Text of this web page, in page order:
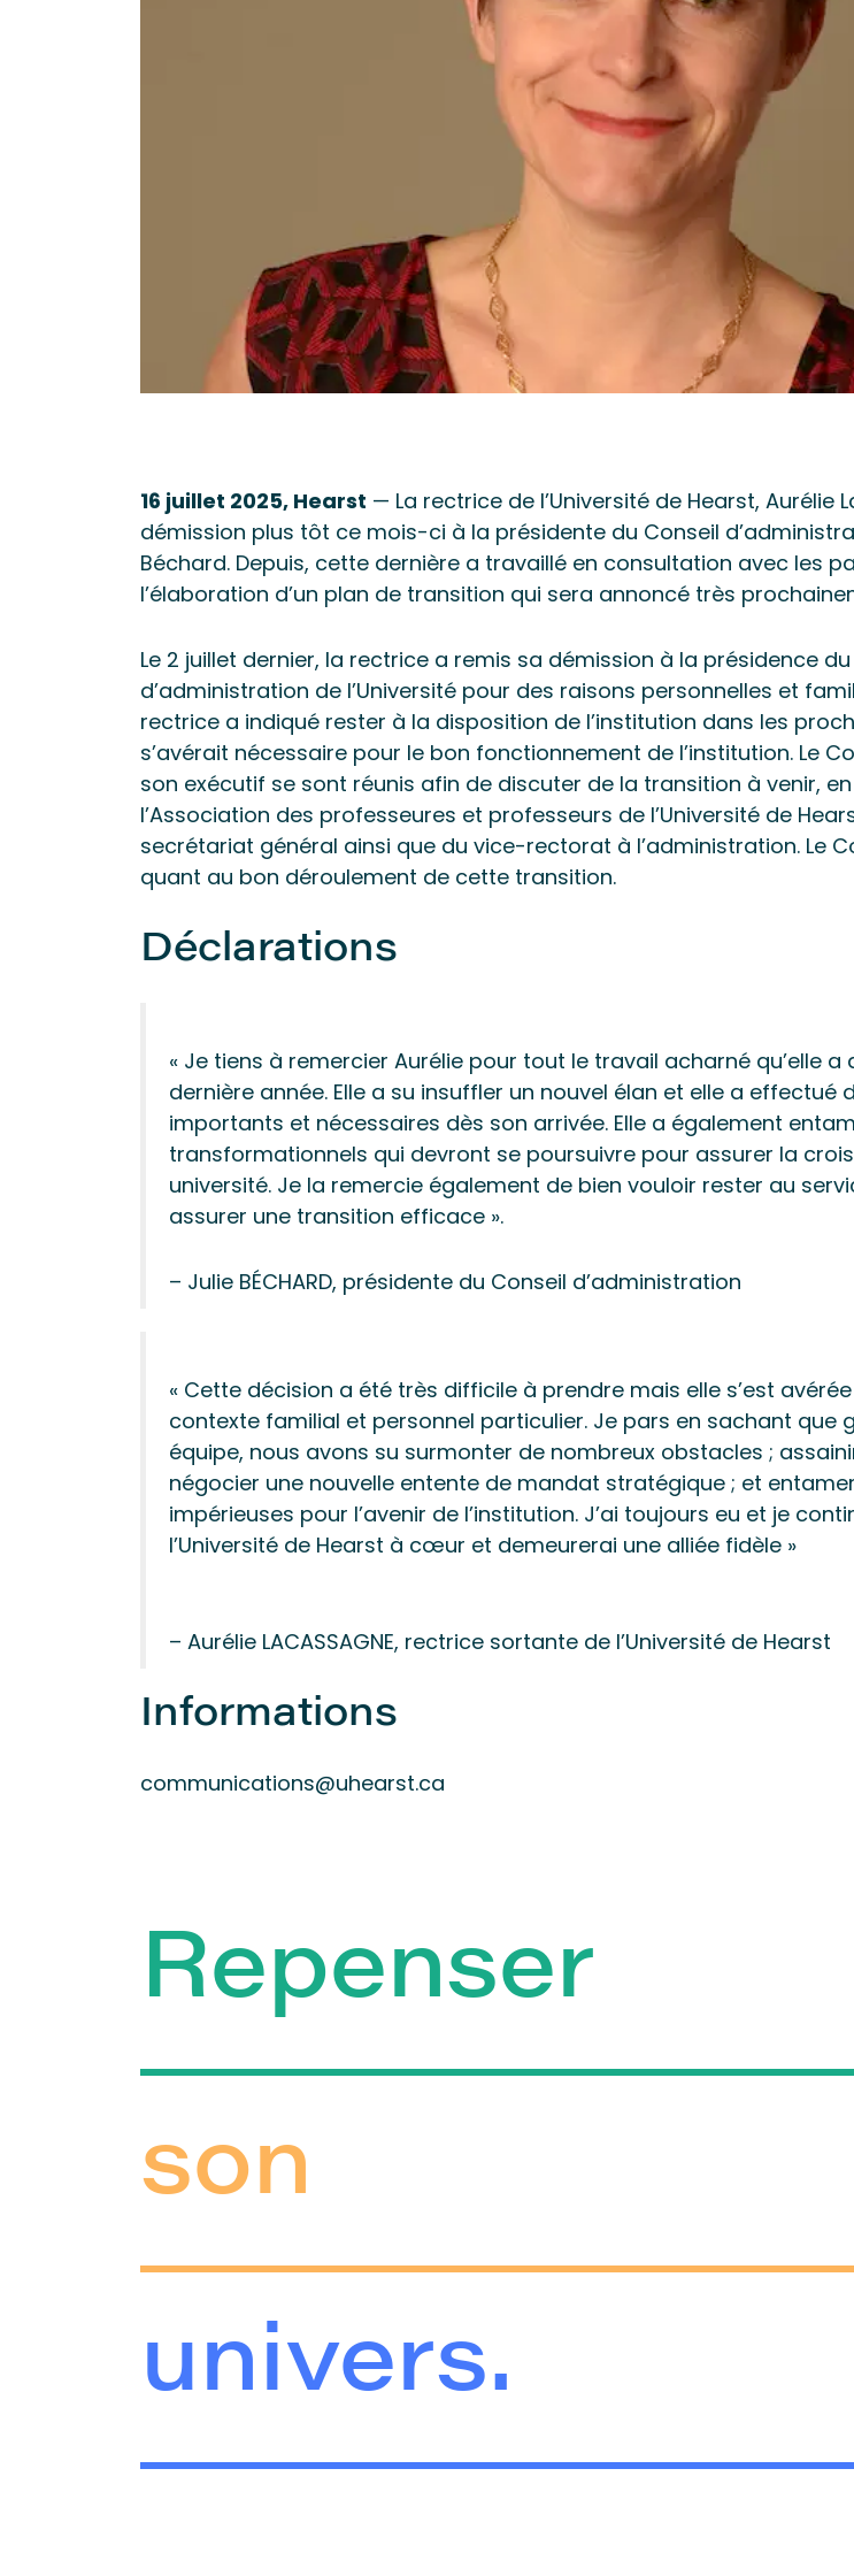
16 juillet 2025, Hearst — La rectrice de l’Université de Hearst, Aurélie
démission plus tôt ce mois-ci à la présidente du Conseil
Béchard. Depuis, cette dernière a travaillé en consultation avec les
l’élaboration d’un plan de transition qui sera annoncé très
Le 2 juillet dernier, la rectrice a remis sa démission à la présidence
d’administration de l’Université pour des raisons personnelles et
rectrice a indiqué rester à la disposition de l’institution dans les
s’avérait nécessaire pour le bon fonctionnement de l’institution. Le
son exécutif se sont réunis afin de discuter de la transition à venir,
l’Association des professeures et professeurs de l’Université de
secrétariat général ainsi que du vice-rectorat à l’administration. Le
quant au bon déroulement de cette transition.
Déclarations
« Je tiens à remercier Aurélie pour tout le travail acharné qu’elle
dernière année. Elle a su insuffler un nouvel élan et elle a effectué
importants et nécessaires dès son arrivée. Elle a également
transformationnels qui devront se poursuivre pour assurer la
université. Je la remercie également de bien vouloir rester au
assurer une transition efficace ».
– Julie BÉCHARD, présidente du Conseil d’administration
« Cette décision a été très difficile à prendre mais elle s’est
contexte familial et personnel particulier. Je pars en sachant que
équipe, nous avons su surmonter de nombreux obstacles ;
négocier une nouvelle entente de mandat stratégique ; et
impérieuses pour l’avenir de l’institution. J’ai toujours eu et je
l’Université de Hearst à cœur et demeurerai une alliée fidèle »
– Aurélie LACASSAGNE, rectrice sortante de l’Université de Hearst
Informations
communications@uhearst.ca
Repenser
son
univers.